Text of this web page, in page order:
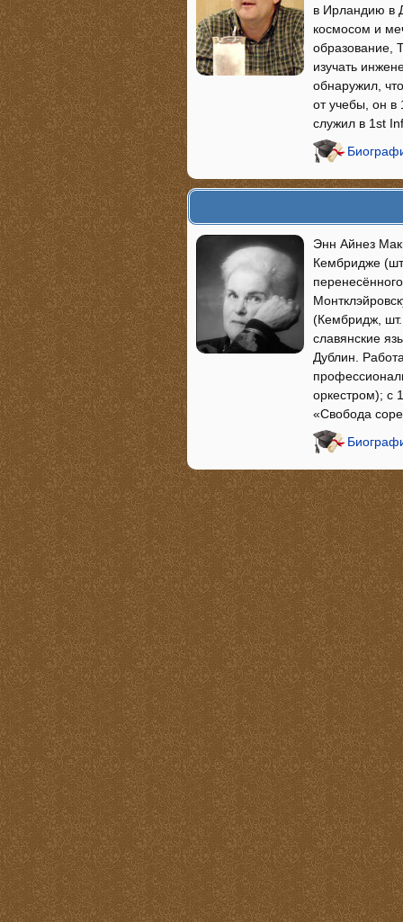
в Ирландию в
космосом и
образование,
изучать
обнаружил,
от учебы, он в
служил в 1st
Энн Айнез
Кембридже
(Кембридж,
славянские
Дублин.
оркестром); с
«Свобода